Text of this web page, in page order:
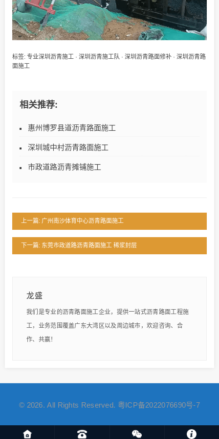
标签: 专业深圳沥青施工 · 深圳沥青施工队 · 深圳沥青路面修补 · 深圳沥青路
面施工
相关推荐:
惠州博罗县道沥青路面施工
深圳城中村沥青路面施工
市政道路沥青摊铺施工
上一篇: 广州南沙体育中心沥青路面施工
下一篇: 东莞市政道路沥青路面施工 稀浆封层
龙盛
我们是专业的沥青路面施工企业，提供一站式沥青路面工程施
工，业务范围覆盖广东大湾区以及周边城市，欢迎咨询、合
作、共赢！
© 2026. All Rights Reserved. 粤ICP备2022076690号-7